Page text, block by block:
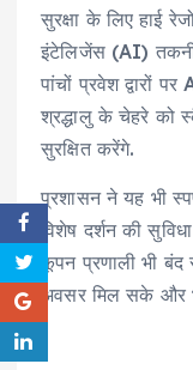
सुरक्षा के लिए हाई
इंटेलिजेंस (AI)
पांचों प्रवेश द्वारों
श्रद्धालु के चेहरे को
सुरक्षित करेंगे.
प्रशासन ने यह भी
विशेष दर्शन की
कूपन प्रणाली भी
अवसर मिल सके और